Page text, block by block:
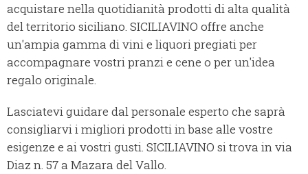
acquistare nella quotidianità prodotti di alta qualità
del territorio siciliano. SICILIAVINO offre anche
un'ampia gamma di vini e liquori pregiati per
accompagnare vostri pranzi e cene o per un'idea
regalo originale.
Lasciatevi guidare dal personale esperto che saprà
consigliarvi i migliori prodotti in base alle vostre
esigenze e ai vostri gusti. SICILIAVINO si trova in via
Diaz n. 57 a Mazara del Vallo.